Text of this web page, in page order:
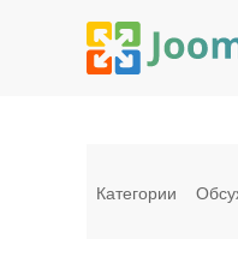
Категории